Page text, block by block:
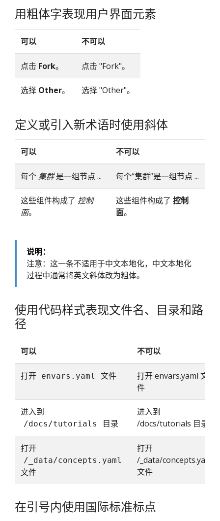
用粗体字表现用户界面元素
可以 不可以
点击 Fork。 点击 "Fork"。
选择 Other。 选择 "Other"。
定义或引入新术语时使用斜体
可以 不可以
每个 集群是一组节点 ... 每个“集群”是一组节点 ...
这些组件构成了 控制
面。
这些组件构成了 控制
面。
说明：
注意：这一条不适用于中文本地化，中文本地化
过程中通常将英文斜体改为粗体。
使用代码样式表现文件名、目录和路
径
可以 不可以
打开 envars.yaml 文件
打开 envars.yaml 文
件
进入到
/docs/tutorials 目录
进入到
/docs/tutorials 目录
打开
/_data/concepts.yaml
文件
打开
/_data/concepts.yaml
文件
在引号内使用国际标准标点